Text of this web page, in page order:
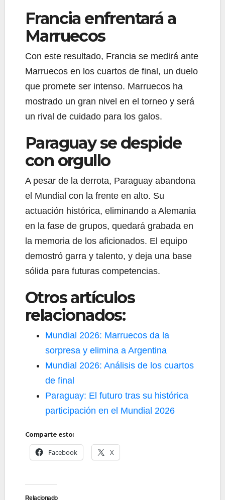
Francia enfrentará a
Marruecos
Con este resultado, Francia se medirá ante
Marruecos en los cuartos de final, un duelo
que promete ser intenso. Marruecos ha
mostrado un gran nivel en el torneo y será
un rival de cuidado para los galos.
Paraguay se despide
con orgullo
A pesar de la derrota, Paraguay abandona
el Mundial con la frente en alto. Su
actuación histórica, eliminando a Alemania
en la fase de grupos, quedará grabada en
la memoria de los aficionados. El equipo
demostró garra y talento, y deja una base
sólida para futuras competencias.
Otros artículos
relacionados:
Mundial 2026: Marruecos da la
sorpresa y elimina a Argentina
Mundial 2026: Análisis de los cuartos
de final
Paraguay: El futuro tras su histórica
participación en el Mundial 2026
Comparte esto:
Facebook X
Relacionado